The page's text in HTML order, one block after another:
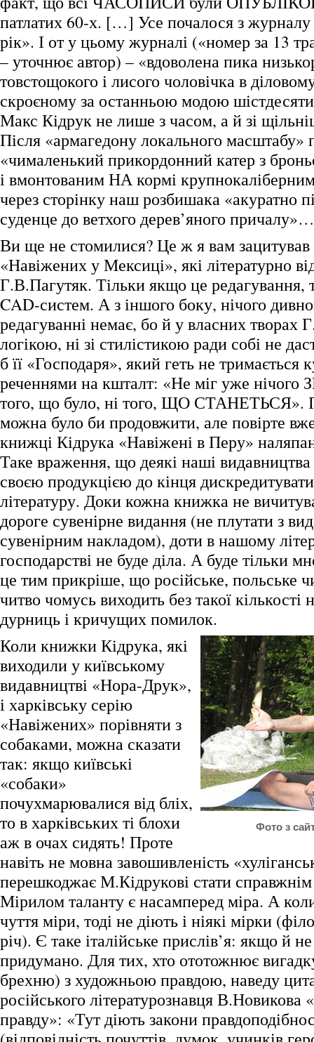
патлатих 60-х. […] Усе почалося з
рік». І от у цьому журналі («номер за 13
– уточнює автор) – «вдоволена пика
товстощокого і лисого чоловічка в
скроєному за останньою модою
Макс Кідрук не лише з часом, а й зі
Після «армагедону локального масштабу»
«чималенький прикордонний катер з
і вмонтованим НА кормі
через сторінку наш розбишака «акуратно
суденце до ветхого дерев’яного причалу»…
Ви ще не стомилися? Це ж я вам
«Навіжених у Мексиці», які літературно
Г.В.Пагутяк. Тільки якщо це редагування,
CAD-систем. А з іншого боку, нічого
редагуванні немає, бо й у власних творах
логікою, ні зі стилістикою ради собі не
б її «Господаря», який геть не тримається
реченнями на кшталт: «Не міг уже
того, що було, ні того, ЩО СТАНЕТЬСЯ».
можна було би продовжити, але повірте
книжці Кідрука «Навіжені в Перу»
Таке враження, що деякі наші видавництва
своєю продукцією до кінця
літературу. Доки кожна книжка не
дороге сувенірне видання (не плутати з
сувенірним накладом), доти в нашому
господарстві не буде діла. А буде тільки
це тим прикріше, що російське, польське
читво чомусь виходить без такої кількості
дурниць і кричущих помилок.
Фото з
Коли книжки Кідрука, які
виходили у київському
видавництві «Нора-Друк»,
і харківську серію
«Навіжених» порівняти з
собаками, можна сказати
так: якщо київські
«собаки»
почухмарювалися від бліх,
то в харківських ті блохи
аж в очах сидять! Проте
навіть не мовна завошивленість
перешкоджає М.Кідрукові стати
Мірилом таланту є насамперед міра. А
чуття міри, тоді не діють і ніякі мірки
річ). Є таке італійське прислів’я: якщо й
придумано. Для тих, хто ототожнює
брехню) з художньою правдою, наведу
російського літературознавця
правду»: «Тут діють закони